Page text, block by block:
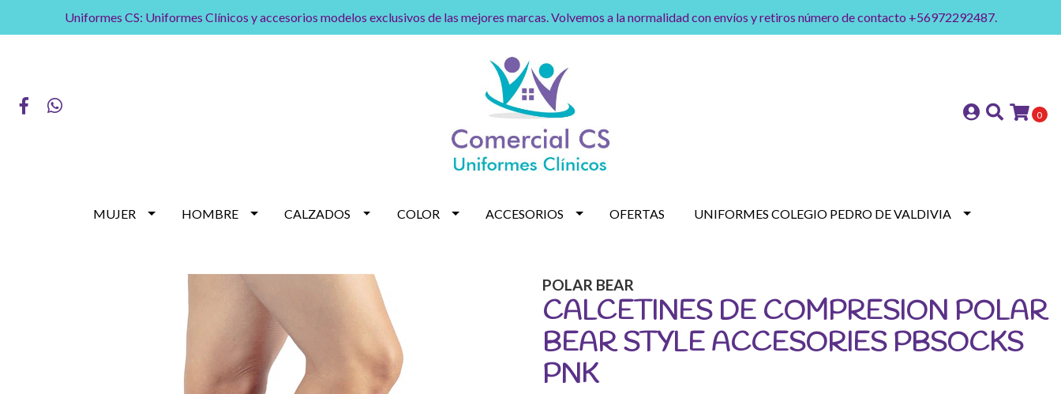
Uniformes CS: Uniformes Clínicos y accesorios modelos exclusivos de las mejores marcas. Volvemos a la normalidad con envíos y retiros número de contacto +56972292487.
0
MUJER HOMBRE CALZADOS COLOR ACCESORIOS OFERTAS UNIFORMES COLEGIO PEDRO DE VALDIVIA
POLAR BEAR
CALCETINES DE COMPRESION POLAR
BEAR STYLE ACCESORIES PBSOCKS
PNK